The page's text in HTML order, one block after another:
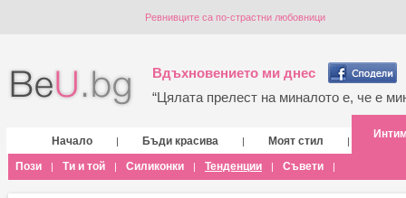
Ревнивците са по-страстни любовници
Вдъхновението ми днес
“Цялата прелест на миналото е, че е
Начало | Бъди красива | Моят стил |
Пози | Ти и той | Силиконки | Тенденции | Съвети |